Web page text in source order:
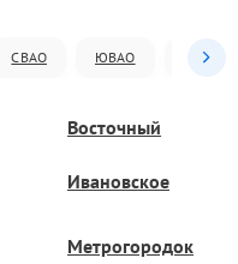
СВАО ЮВАО ЮАО
Восточный
Ивановское
Метрогородок